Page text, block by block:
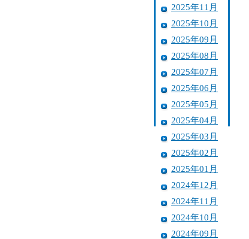
2025年11月
2025年10月
2025年09月
2025年08月
2025年07月
2025年06月
2025年05月
2025年04月
2025年03月
2025年02月
2025年01月
2024年12月
2024年11月
2024年10月
2024年09月